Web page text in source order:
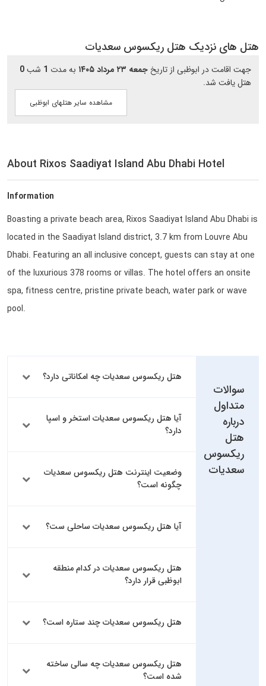
هتل های نزدیک هتل ریکسوس سعدیات
جهت اقامت در ابوظبی از تاریخ جمعه ۲۳ مرداد ۱۴۰۵ به مدت 1 شب0
هتل یافت شد.
مشاهده سایر هتلهای ابوظبی
About Rixos Saadiyat Island Abu Dhabi Hotel
Information
Boasting a private beach area, Rixos Saadiyat Island Abu Dhabi is
located in the Saadiyat Island district, 3.7 km from Louvre Abu
Dhabi. Featuring an all inclusive concept, guests can stay at one
of the luxurious 378 rooms or villas. The hotel offers an onsite
spa, fitness centre, pristine private beach, water park or wave
pool.
سوالات
متداول
درباره
هتل
ریکسوس
سعدیات
هتل ریکسوس سعدیات چه امکاناتی دارد؟
آیا هتل ریکسوس سعدیات استخر و اسپا
دارد؟
وضعیت اینترنت هتل ریکسوس سعدیات
چگونه است؟
آیا هتل ریکسوس سعدیات ساحلی ست؟
هتل ریکسوس سعدیات در کدام منطقه
ابوظبی قرار دارد؟
هتل ریکسوس سعدیات چند ستاره است؟
هتل ریکسوس سعدیات چه سالی ساخته
شده است؟